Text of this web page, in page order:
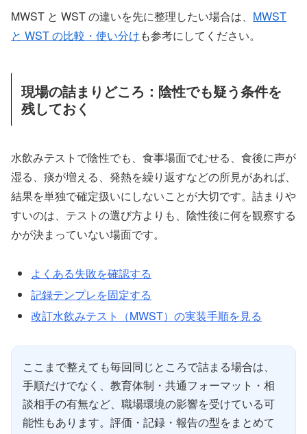
MWST と WST の違いを先に整理したい場合は、 MWST
と WST の比較・使い分けも参考にしてください。
現場の詰まりどころ：陰性でも疑う条件を
残しておく
水飲みテストで陰性でも、食事場面でむせる、食後に声が
湿る、痰が増える、発熱を繰り返すなどの所見があれば、
結果を単独で確定扱いにしないことが大切です。詰まりや
すいのは、テストの選び方よりも、陰性後に何を観察する
かが決まっていない場面です。
よくある失敗を確認する
記録テンプレを固定する
改訂水飲みテスト（MWST）の実装手順を見る
ここまで整えても毎回同じところで詰まる場合は、
手順だけでなく、教育体制・共通フォーマット・相
談相手の有無など、職場環境の影響を受けている可
能性もあります。評価・記録・報告の型をまとめて